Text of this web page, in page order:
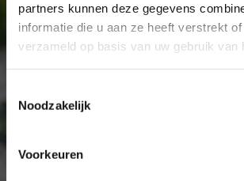
partners kunnen deze gegevens
informatie die u aan ze heeft verstrekt
verzameld op basis van uw gebruik van
Noodzakelijk
Voorkeuren
Dekker Granen en Meststof B.V.
St. Maartensbrug
Emmer-Compascuum
Romantic Veldbloemen 2
31 bloemen en kruidensoorten